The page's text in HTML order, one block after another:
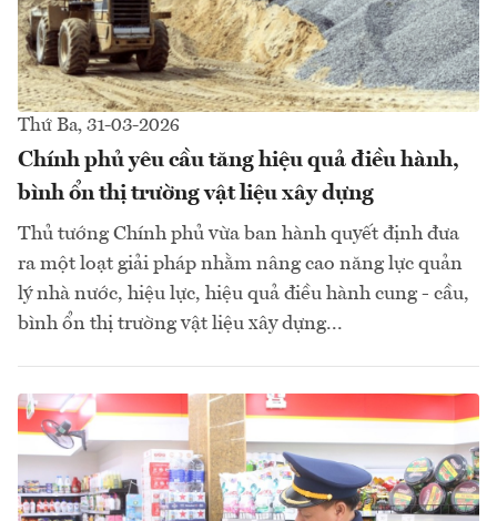
Thứ Ba, 31-03-2026
Chính phủ yêu cầu tăng hiệu quả điều hành,
bình ổn thị trường vật liệu xây dựng
Thủ tướng Chính phủ vừa ban hành quyết định đưa
ra một loạt giải pháp nhằm nâng cao năng lực quản
lý nhà nước, hiệu lực, hiệu quả điều hành cung - cầu,
bình ổn thị trường vật liệu xây dựng...